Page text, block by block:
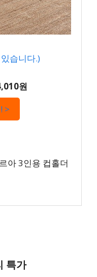
습니다.)
원
>
아 3인용 컵홀더
특가